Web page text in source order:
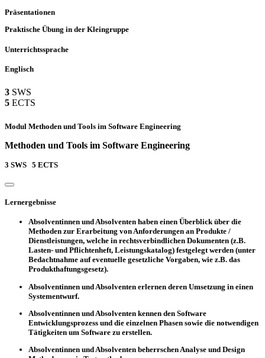
Präsentationen
Praktische Übung in der Kleingruppe
Unterrichtssprache
Englisch
3 SWS
5 ECTS
Modul Methoden und Tools im Software Engineering
Methoden und Tools im Software Engineering
3 SWS 5 ECTS
Lernergebnisse
Absolventinnen und Absolventen haben einen Überblick über die
Methoden zur Erarbeitung von Anforderungen an Produkte /
Dienstleistungen, welche in rechtsverbindlichen Dokumenten (z.B.
Lasten- und Pflichtenheft, Leistungskatalog) festgelegt werden (unter
Bedachtnahme auf eventuelle gesetzliche Vorgaben, wie z.B. das
Produkthaftungsgesetz).
Absolventinnen und Absolventen erlernen deren Umsetzung in einen
Systementwurf.
Absolventinnen und Absolventen kennen den Software
Entwicklungsprozess und die einzelnen Phasen sowie die notwendigen
Tätigkeiten um Software zu erstellen.
Absolventinnen und Absolventen beherrschen Analyse und Design